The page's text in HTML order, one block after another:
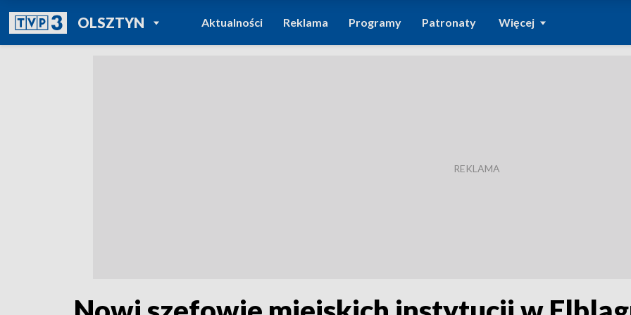
OLSZTYNPOWRÓT DO
TVP REGIONY
Aktualności Reklama Programy Patronaty Więcej